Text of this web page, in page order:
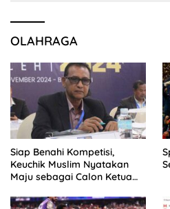
OLAHRAGA
Siap Benahi Kompetisi,
Keuchik Muslim Nyatakan
Maju sebagai Calon Ketua